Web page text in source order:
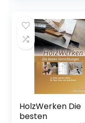
HolzWerken Die
besten